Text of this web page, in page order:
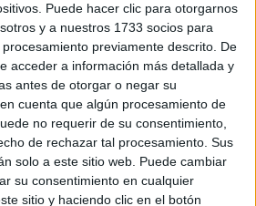
Puede hacer clic para otorgarnos
y a nuestros 1733 socios para
previamente descrito. De
acceder a información más detallada y
antes de otorgar o negar su
cuenta que algún procesamiento de
no requerir de su consentimiento,
de rechazar tal procesamiento. Sus
solo a este sitio web. Puede cambiar
su consentimiento en cualquier
sitio y haciendo clic en el botón
[…]
5 Años,Educación Infantil,
,Plástica y creatividad
Plástica y creatividad
Etiquetado
,actividades didácticas,aprendizaje,
emocional,colaboración,colorear,
en línea,comunicación,coordinación
desarrollo cognitivo, desarrollo infantil
,educación en línea,expresión